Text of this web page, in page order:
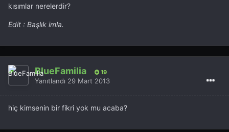
kısımlar nerelerdir?
Edit : Başlık imla.
BlueFamilia 19
Yanıtlandı 29 Mart 2013
hiç kimsenin bir fikri yok mu acaba?